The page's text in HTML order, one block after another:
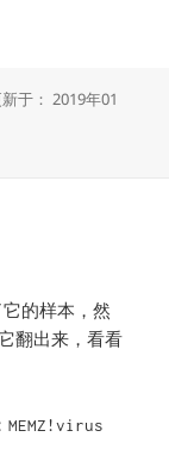
于： 2019年01
登录验证，愉快的玩
的样本，然
翻出来，看看
MEMZ!virus